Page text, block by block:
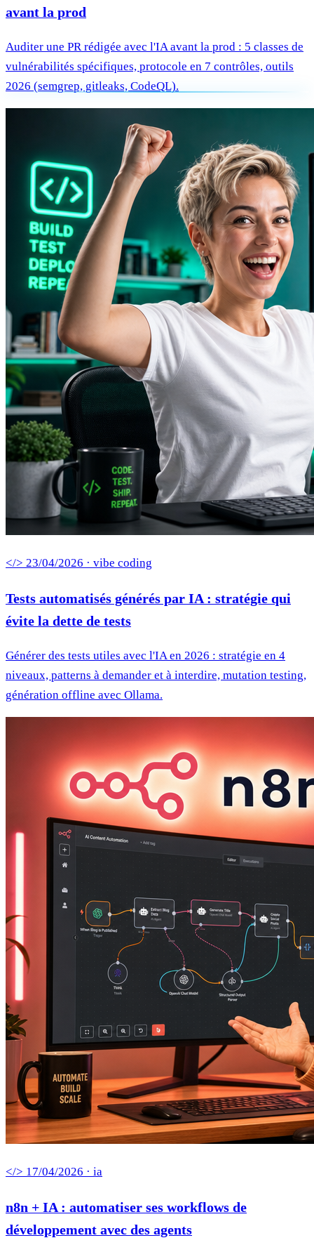
avant la prod
Auditer une PR rédigée avec l'IA avant la prod : 5 classes de
vulnérabilités spécifiques, protocole en 7 contrôles, outils
2026 (semgrep, gitleaks, CodeQL).
</> 23/04/2026 · vibe coding
Tests automatisés générés par IA : stratégie qui
évite la dette de tests
Générer des tests utiles avec l'IA en 2026 : stratégie en 4
niveaux, patterns à demander et à interdire, mutation testing,
génération offline avec Ollama.
</> 17/04/2026 · ia
n8n + IA : automatiser ses workflows de
développement avec des agents